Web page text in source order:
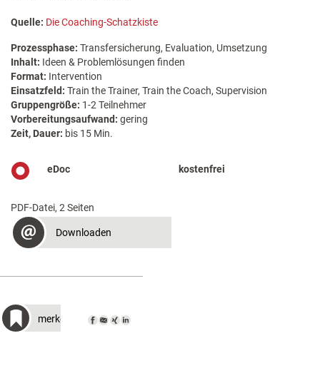
Quelle: Die Coaching-Schatzkiste
Prozessphase: Transfersicherung, Evaluation, Umsetzung
Inhalt: Ideen & Problemlösungen finden
Format: Intervention
Einsatzfeld: Train the Trainer, Train the Coach, Supervision
Gruppengröße: 1-2 Teilnehmer
Vorbereitungsaufwand: gering
Zeit, Dauer: bis 15 Min.
eDoc kostenfrei
PDF-Datei, 2 Seiten
Downloaden
merken